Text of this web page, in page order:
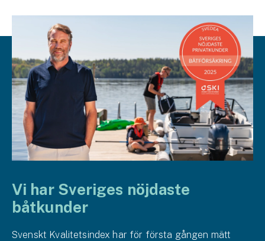
Vi har Sveriges nöjdaste
båtkunder
Svenskt Kvalitetsindex har för första gången mätt